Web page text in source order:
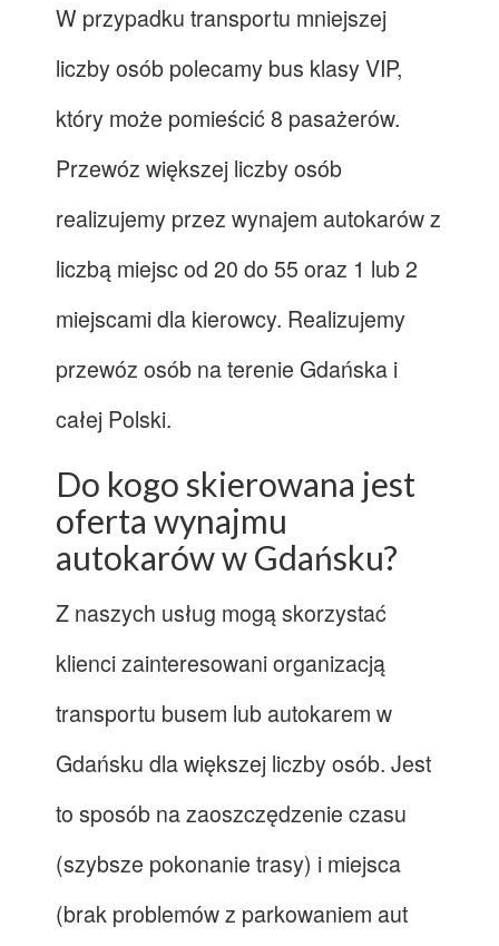
W przypadku transportu mniejszej
liczby osób polecamy bus klasy VIP,
który może pomieścić 8 pasażerów.
Przewóz większej liczby osób
realizujemy przez wynajem autokarów z
liczbą miejsc od 20 do 55 oraz 1 lub 2
miejscami dla kierowcy. Realizujemy
przewóz osób na terenie Gdańska i
całej Polski.
Do kogo skierowana jest
oferta wynajmu
autokarów w Gdańsku?
Z naszych usług mogą skorzystać
klienci zainteresowani organizacją
transportu busem lub autokarem w
Gdańsku dla większej liczby osób. Jest
to sposób na zaoszczędzenie czasu
(szybsze pokonanie trasy) i miejsca
(brak problemów z parkowaniem aut